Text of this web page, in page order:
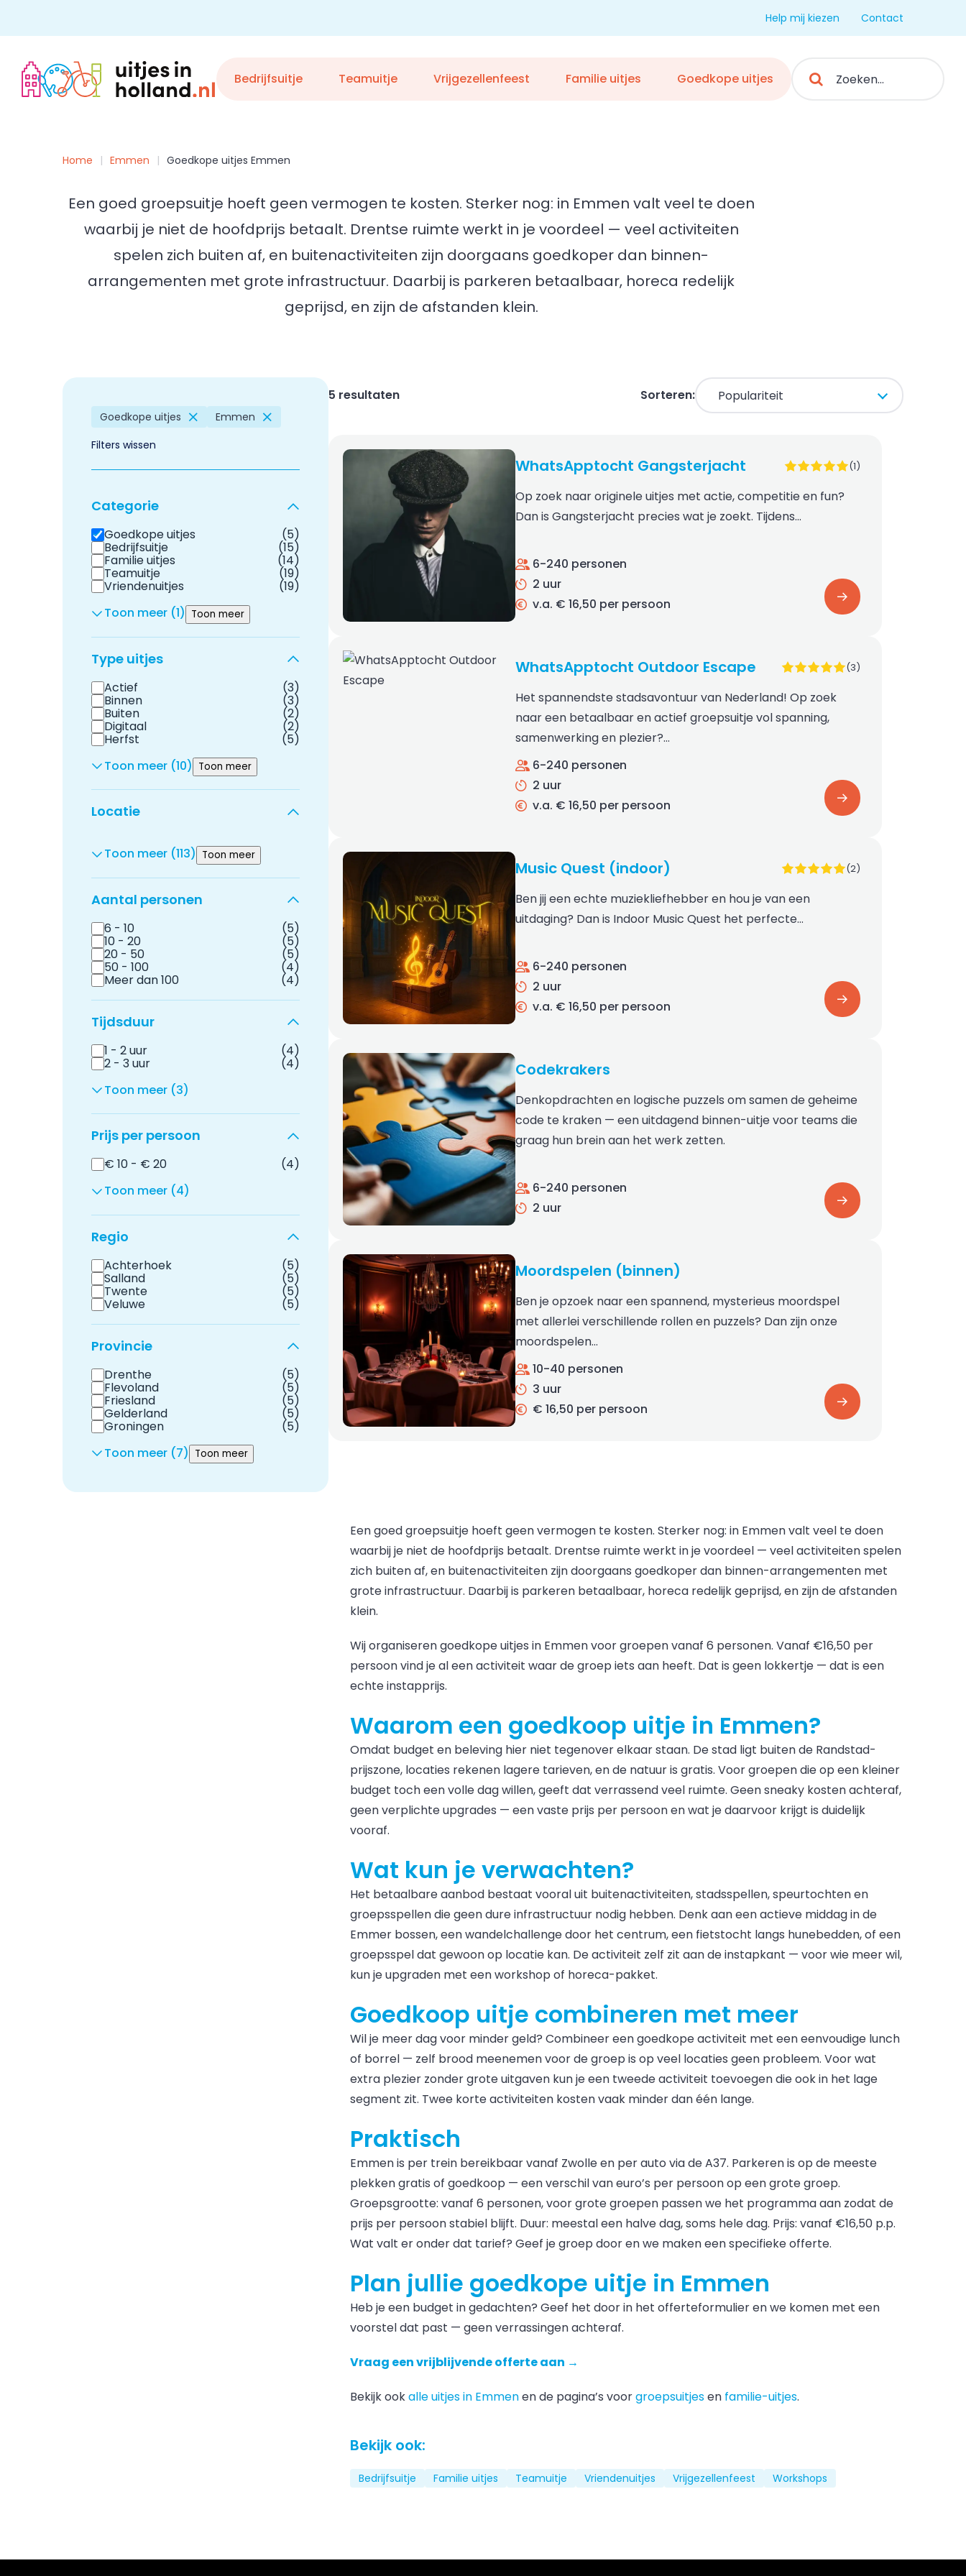
Help mij kiezen Contact
Bedrijfsuitje Teamuitje Vrijgezellenfeest Familie uitjes Goedkope uitjes
Home Emmen Goedkope uitjes Emmen
Een goed groepsuitje hoeft geen vermogen te kosten. Sterker nog: in Emmen valt veel te doen
waarbij je niet de hoofdprijs betaalt. Drentse ruimte werkt in je voordeel — veel activiteiten
spelen zich buiten af, en buitenactiviteiten zijn doorgaans goedkoper dan binnen-
arrangementen met grote infrastructuur. Daarbij is parkeren betaalbaar, horeca redelijk
geprijsd, en zijn de afstanden klein.
Goedkope uitjes
Emmen
Filters wissen
Categorie
Goedkope uitjes (5)
Bedrijfsuitje (15)
Familie uitjes (14)
Teamuitje (19)
Vriendenuitjes
(19)
Toon meer (1) Toon meer
Type uitjes
Actief (3)
Binnen (3)
Buiten (2)
Digitaal (2)
Herfst
(5)
Toon meer (10) Toon meer
Locatie
Toon meer (113) Toon meer
Aantal personen
6 - 10 (5)
10 - 20 (5)
20 - 50 (5)
50 - 100 (4)
Meer dan 100 (4)
Tijdsduur
1 - 2 uur (4)
2 - 3 uur
(4)
Toon meer (3)
Prijs per persoon
€ 10 - € 20
(4)
Toon meer (4)
Regio
Achterhoek (5)
Salland (5)
Twente (5)
Veluwe (5)
Provincie
Drenthe (5)
Flevoland (5)
Friesland (5)
Gelderland (5)
Groningen
(5)
Toon meer (7) Toon meer
5 resultaten Sorteren:
WhatsApptocht Gangsterjacht (1)
Op zoek naar originele uitjes met actie, competitie en fun?
Dan is Gangsterjacht precies wat je zoekt. Tijdens…
6-240 personen
2 uur
v.a. € 16,50 per persoon
WhatsApptocht Outdoor Escape (3)
Het spannendste stadsavontuur van Nederland! Op zoek
naar een betaalbaar en actief groepsuitje vol spanning,
samenwerking en plezier?…
6-240 personen
2 uur
v.a. € 16,50 per persoon
Music Quest (indoor) (2)
Ben jij een echte muziekliefhebber en hou je van een
uitdaging? Dan is Indoor Music Quest het perfecte…
6-240 personen
2 uur
v.a. € 16,50 per persoon
Codekrakers
Denkopdrachten en logische puzzels om samen de geheime
code te kraken — een uitdagend binnen-uitje voor teams die
graag hun brein aan het werk zetten.
6-240 personen
2 uur
Moordspelen (binnen)
Ben je opzoek naar een spannend, mysterieus moordspel
met allerlei verschillende rollen en puzzels? Dan zijn onze
moordspelen…
10-40 personen
3 uur
€ 16,50 per persoon
Een goed groepsuitje hoeft geen vermogen te kosten. Sterker nog: in Emmen valt veel te doen
waarbij je niet de hoofdprijs betaalt. Drentse ruimte werkt in je voordeel — veel activiteiten spelen
zich buiten af, en buitenactiviteiten zijn doorgaans goedkoper dan binnen-arrangementen met
grote infrastructuur. Daarbij is parkeren betaalbaar, horeca redelijk geprijsd, en zijn de afstanden
klein.
Wij organiseren goedkope uitjes in Emmen voor groepen vanaf 6 personen. Vanaf €16,50 per
persoon vind je al een activiteit waar de groep iets aan heeft. Dat is geen lokkertje — dat is een
echte instapprijs.
Waarom een goedkoop uitje in Emmen?
Omdat budget en beleving hier niet tegenover elkaar staan. De stad ligt buiten de Randstad-
prijszone, locaties rekenen lagere tarieven, en de natuur is gratis. Voor groepen die op een kleiner
budget toch een volle dag willen, geeft dat verrassend veel ruimte. Geen sneaky kosten achteraf,
geen verplichte upgrades — een vaste prijs per persoon en wat je daarvoor krijgt is duidelijk
vooraf.
Wat kun je verwachten?
Het betaalbare aanbod bestaat vooral uit buitenactiviteiten, stadsspellen, speurtochten en
groepsspellen die geen dure infrastructuur nodig hebben. Denk aan een actieve middag in de
Emmer bossen, een wandelchallenge door het centrum, een fietstocht langs hunebedden, of een
groepsspel dat gewoon op locatie kan. De activiteit zelf zit aan de instapkant — voor wie meer wil,
kun je upgraden met een workshop of horeca-pakket.
Goedkoop uitje combineren met meer
Wil je meer dag voor minder geld? Combineer een goedkope activiteit met een eenvoudige lunch
of borrel — zelf brood meenemen voor de groep is op veel locaties geen probleem. Voor wat
extra plezier zonder grote uitgaven kun je een tweede activiteit toevoegen die ook in het lage
segment zit. Twee korte activiteiten kosten vaak minder dan één lange.
Praktisch
Emmen is per trein bereikbaar vanaf Zwolle en per auto via de A37. Parkeren is op de meeste
plekken gratis of goedkoop — een verschil van euro’s per persoon op een grote groep.
Groepsgrootte: vanaf 6 personen, voor grote groepen passen we het programma aan zodat de
prijs per persoon stabiel blijft. Duur: meestal een halve dag, soms hele dag. Prijs: vanaf €16,50 p.p.
Wat valt er onder dat tarief? Geef je groep door en we maken een specifieke offerte.
Plan jullie goedkope uitje in Emmen
Heb je een budget in gedachten? Geef het door in het offerteformulier en we komen met een
voorstel dat past — geen verrassingen achteraf.
Vraag een vrijblijvende offerte aan →
Bekijk ookalle uitjes in Emmenen de pagina’s voorgroepsuitjesen familie-uitjes.
Bekijk ook:
Bedrijfsuitje Familie uitjes Teamuitje Vriendenuitjes Vrijgezellenfeest Workshops